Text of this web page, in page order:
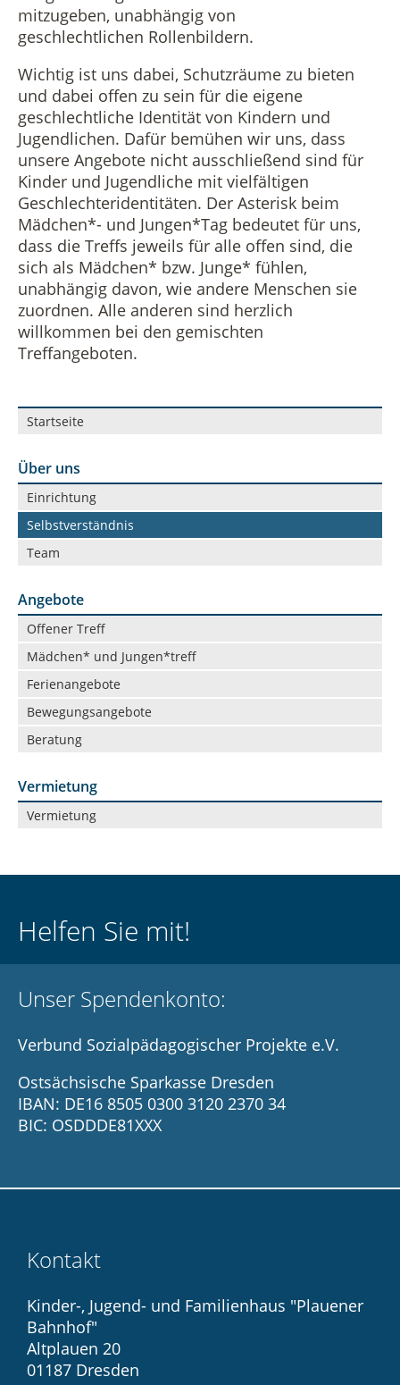
mitzugeben, unabhängig von
geschlechtlichen Rollenbildern.
Wichtig ist uns dabei, Schutzräume zu bieten
und dabei offen zu sein für die eigene
geschlechtliche Identität von Kindern und
Jugendlichen. Dafür bemühen wir uns, dass
unsere Angebote nicht ausschließend sind für
Kinder und Jugendliche mit vielfältigen
Geschlechteridentitäten. Der Asterisk beim
Mädchen*- und Jungen*Tag bedeutet für uns,
dass die Treffs jeweils für alle offen sind, die
sich als Mädchen* bzw. Junge* fühlen,
unabhängig davon, wie andere Menschen sie
zuordnen. Alle anderen sind herzlich
willkommen bei den gemischten
Treffangeboten.
Navigation
überspringen
Startseite
Über uns
Navigation
überspringen
Einrichtung
Selbstverständnis
Team
Angebote
Navigation
überspringen
Offener Treff
Mädchen* und Jungen*treff
Ferienangebote
Bewegungsangebote
Beratung
Vermietung
Navigation
überspringen
Vermietung
Helfen Sie mit!
Unser Spendenkonto:
Verbund Sozialpädagogischer Projekte e.V.
Ostsächsische Sparkasse Dresden
IBAN: DE16 8505 0300 3120 2370 34
BIC: OSDDDE81XXX
Kontakt
Kinder-, Jugend- und Familienhaus "Plauener
Bahnhof"
Altplauen 20
01187 Dresden